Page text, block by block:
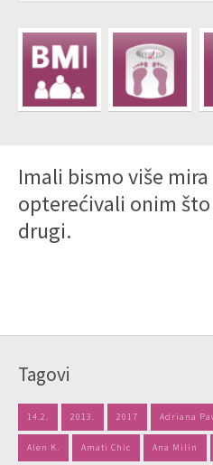
Imali bismo više
opterećivali onim
drugi.
Tagovi
14.2. 2013. 2017 Adriana
Alen K. Amati Chic Ana Milin